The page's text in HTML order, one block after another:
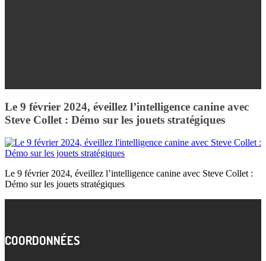
Le 9 février 2024, éveillez l’intelligence canine avec
Steve Collet : Démo sur les jouets stratégiques
Le 9 février 2024, éveillez l’intelligence canine avec Steve Collet :
Démo sur les jouets stratégiques
COORDONNÉES